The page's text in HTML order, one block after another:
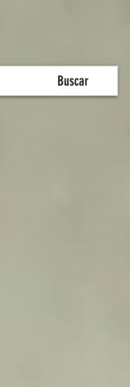
Buscar